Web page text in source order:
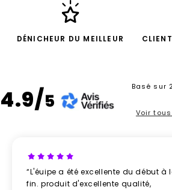
DÉNICHEUR DU MEILLEUR
4.9/5
Basé sur
Voir
“L'éuipe a été excellente du début à
fin. produit d'excellente qualité,